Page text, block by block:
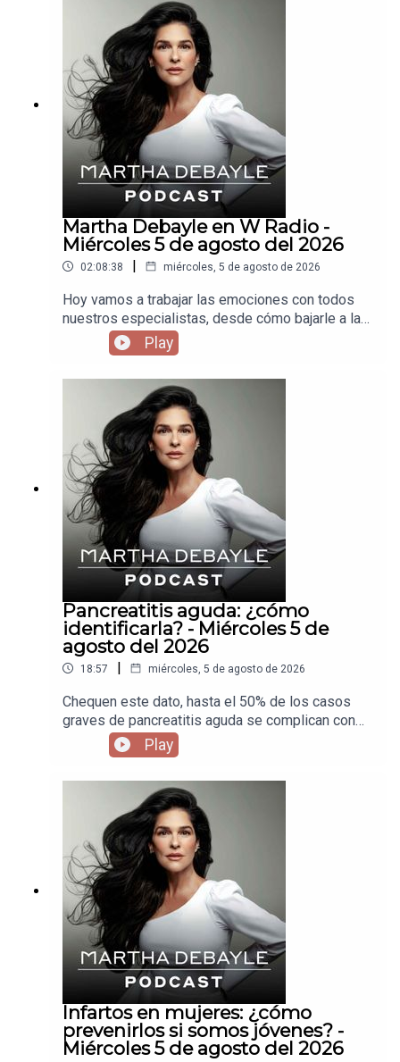
Martha Debayle en W Radio -
Miércoles 5 de agosto del 2026
02:08:38 | miércoles, 5 de agosto de 2026
Hoy vamos a trabajar las emociones con todos
nuestros especialistas, desde cómo bajarle a la
inflamación, hasta dejar de andar peleando con el
mundo y así evitar ataques cardiacos cuando
estamos jóvenes. No dejen de escuchar el
Play
Pancreatitis aguda: ¿cómo
identificarla? - Miércoles 5 de
agosto del 2026
18:57 | miércoles, 5 de agosto de 2026
Chequen este dato, hasta el 50% de los casos
graves de pancreatitis aguda se complican con
una infección, así que invité a Carlos Chan para
que nos diga cuándo es solo un dolor de panza y
cuando debemos salir corriendo al hospital para
atendernos a tiempo.
Play
Infartos en mujeres: ¿cómo
prevenirlos si somos jóvenes? -
Miércoles 5 de agosto del 2026